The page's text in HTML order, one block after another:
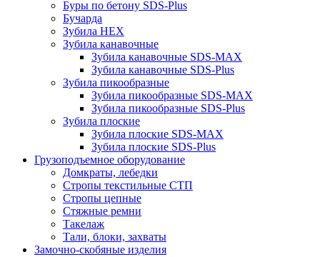
Буры по бетону SDS-Plus
Бучарда
Зубила HEX
Зубила канавочные
Зубила канавочные SDS-MAX
Зубила канавочные SDS-Plus
Зубила пикообразные
Зубила пикообразные SDS-MAX
Зубила пикообразные SDS-Plus
Зубила плоские
Зубила плоские SDS-MAX
Зубила плоские SDS-Plus
Грузоподъемное оборудование
Домкраты, лебедки
Стропы текстильные СТП
Стропы цепные
Стяжные ремни
Такелаж
Тали, блоки, захваты
Замочно-скобяные изделия